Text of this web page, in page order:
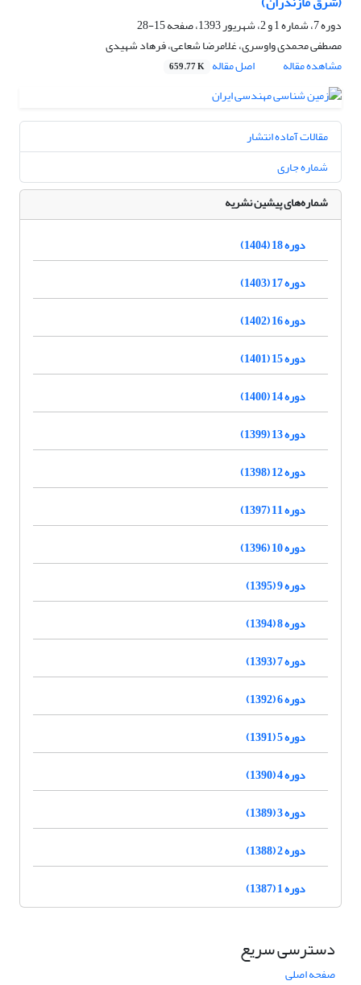
دوره 7، شماره 1 و 2، شهریور 1393، صفحه
15-28
مصطفی محمدی واوسری، غلامرضا شعاعی، فرهاد شهیدی
مشاهده مقاله
اصل مقاله 659.77 K
مقالات آماده انتشار
شماره جاری
شماره‌های پیشین نشریه
دوره 18 (1404)
دوره 17 (1403)
دوره 16 (1402)
دوره 15 (1401)
دوره 14 (1400)
دوره 13 (1399)
دوره 12 (1398)
دوره 11 (1397)
دوره 10 (1396)
دوره 9 (1395)
دوره 8 (1394)
دوره 7 (1393)
دوره 6 (1392)
دوره 5 (1391)
دوره 4 (1390)
دوره 3 (1389)
دوره 2 (1388)
دوره 1 (1387)
دسترسی سریع
صفحه اصلی